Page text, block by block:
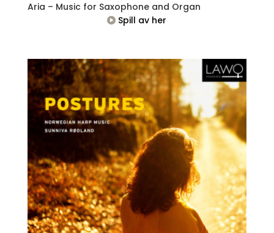
Aria – Music for Saxophone and Organ
Spill av her